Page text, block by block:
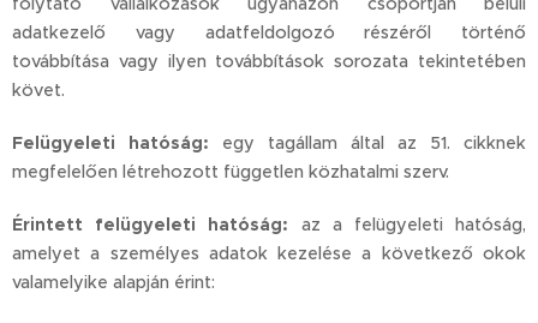
adatkezelő vagy adatfeldolgozó részéről történő
továbbítása vagy ilyen továbbítások sorozata tekintetében
követ.
Felügyeleti hatóság: egy tagállam által az 51. cikknek
megfelelően létrehozott független közhatalmi szerv.
Érintett felügyeleti hatóság: az a felügyeleti hatóság,
amelyet a személyes adatok kezelése a következő okok
valamelyike alapján érint: